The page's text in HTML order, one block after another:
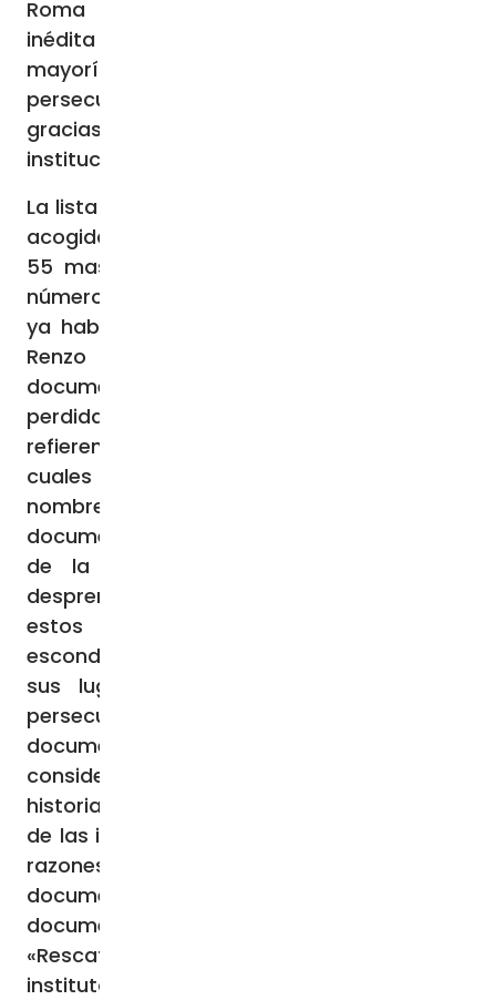
Roma se ha encontrado documentación
inédita que enumera a las personas, en su
mayoría judías, que se protegieron de la
persecución nazi-fascista en la capital
gracias al refugio que se les ofreció en
instituciones eclesiásticas de la ciudad.
La lista de las congregaciones religiosas de
acogida (100 congregaciones femeninas y
55 masculinas), junto con los respectivos
números de las personas que albergaban,
ya había sido publicada por el historiador
Renzo De Felice en 1961, pero la
documentación completa se consideraba
perdida. Las listas encontradas ahora se
refieren a más de 4.300 personas, de las
cuales 3.600 están identificadas por su
nombre. De la comparación con los
documentos conservados en los archivos
de la Comunidad Judía de Roma se
desprende que unos 3.200 son judíos. De
estos últimos sabemos dónde estaban
escondidos y, en algunas circunstancias,
sus lugares de residencia antes de la
persecución. De este modo, la
documentación aumenta
considerablemente la información sobre la
historia del rescate de judíos en el contexto
de las instituciones religiosas de Roma. Por
razones de privacidad, el acceso al
documento está actualmente restringido. El
documento se presentó durante el taller
«Rescatados. Judíos escondidos en los
institutos religiosos de Roma (1943-1944)»,